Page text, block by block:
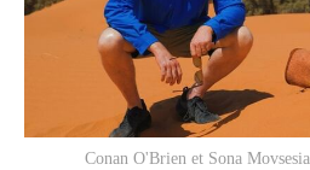
Conan O'Brien et Sona